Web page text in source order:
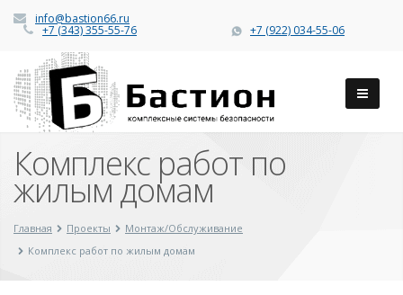
info@bastion66.ru
+7 (343) 355-55-76 +7 (922) 034-55-06
Комплекс работ по
жилым домам
Главная Проекты
Монтаж/Обслуживание
Комплекс работ по жилым домам